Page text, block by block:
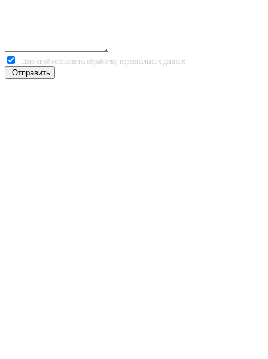
Даю своё согласие на обработку персональных данных
Отправить